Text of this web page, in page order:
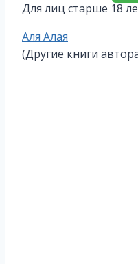
Для лиц старше 18
Метки
записи:
Аля Алая
(Другие книги